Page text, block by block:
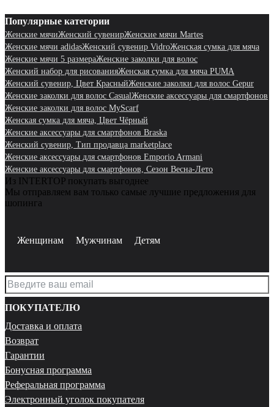
Популярные категории
Женские мячиЖенский сувенирЖенские мячи Martes
Женские мячи adidasЖенский сувенир VidroЖенская сумка для мяча
Женские мячи 5 размераЖенские заколки для волос
Женский набор для рисованияЖенская сумка для мяча PUMA
Женский сувенир, Цвет КрасныйЖенские заколки для волос Gepur
Женские заколки для волос CasualЖенские аксессуары для смартфонов
Женские заколки для волос MyScarf
Женская сумка для мяча, Цвет Чёрный
Женские аксессуары для смартфонов Braska
Женский сувенир, Тип продавца marketplace
Женские аксессуары для смартфонов Emporio Armani
Женские аксессуары для смартфонов, Сезон Весна-Лето
Из INTERTOP покупать выгоднее
Мы отправляем вам только самые лучшие предложения для
шопинга
Женщинам Мужчинам Детям
ПОКУПАТЕЛЮ
Доставка и оплата
Возврат
Гарантии
Бонусная программа
Реферальная программа
Электронный уголок покупателя